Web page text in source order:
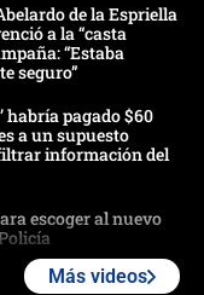
de la Espriella
a la “casta
“Estaba
seguro”
habría pagado $60
a un supuesto
información del
escoger al nuevo
Más videos